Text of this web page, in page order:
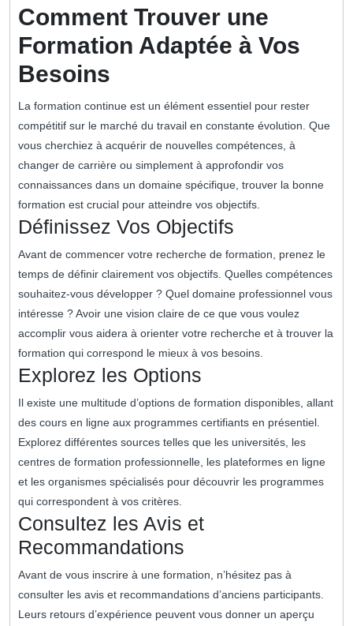
Comment Trouver une
Formation Adaptée à Vos
Besoins
La formation continue est un élément essentiel pour rester
compétitif sur le marché du travail en constante évolution. Que
vous cherchiez à acquérir de nouvelles compétences, à
changer de carrière ou simplement à approfondir vos
connaissances dans un domaine spécifique, trouver la bonne
formation est crucial pour atteindre vos objectifs.
Définissez Vos Objectifs
Avant de commencer votre recherche de formation, prenez le
temps de définir clairement vos objectifs. Quelles compétences
souhaitez-vous développer ? Quel domaine professionnel vous
intéresse ? Avoir une vision claire de ce que vous voulez
accomplir vous aidera à orienter votre recherche et à trouver la
formation qui correspond le mieux à vos besoins.
Explorez les Options
Il existe une multitude d’options de formation disponibles, allant
des cours en ligne aux programmes certifiants en présentiel.
Explorez différentes sources telles que les universités, les
centres de formation professionnelle, les plateformes en ligne
et les organismes spécialisés pour découvrir les programmes
qui correspondent à vos critères.
Consultez les Avis et
Recommandations
Avant de vous inscrire à une formation, n’hésitez pas à
consulter les avis et recommandations d’anciens participants.
Leurs retours d’expérience peuvent vous donner un aperçu